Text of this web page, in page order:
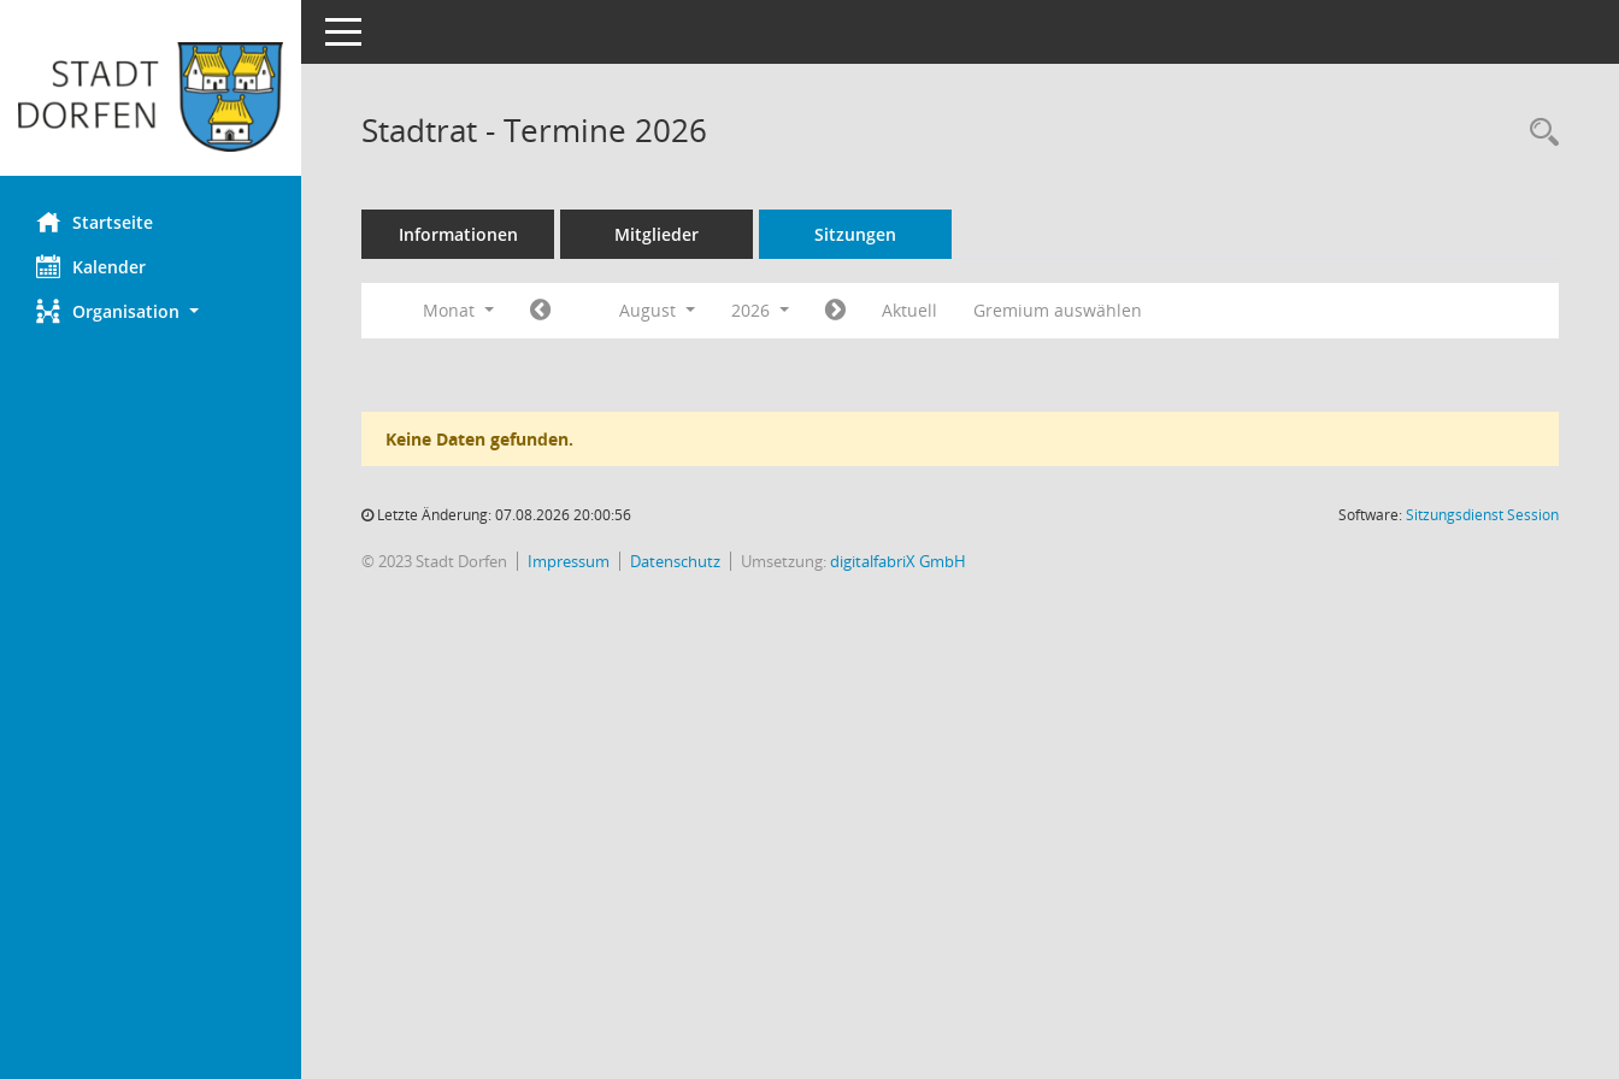
Startseite
Kalender
Organisation
Toggle navigation
Stadtrat - Termine 2026
Informationen Mitglieder Sitzungen
Monat August 2026 Aktuell Gremium auswählen
Keine Daten gefunden.
Letzte Änderung: 07.08.2026 20:00:56 Software:SitzungsdienstSession(Wird in
© 2023 Stadt Dorfen Impressum Datenschutz Umsetzung:digitalfabriX GmbH